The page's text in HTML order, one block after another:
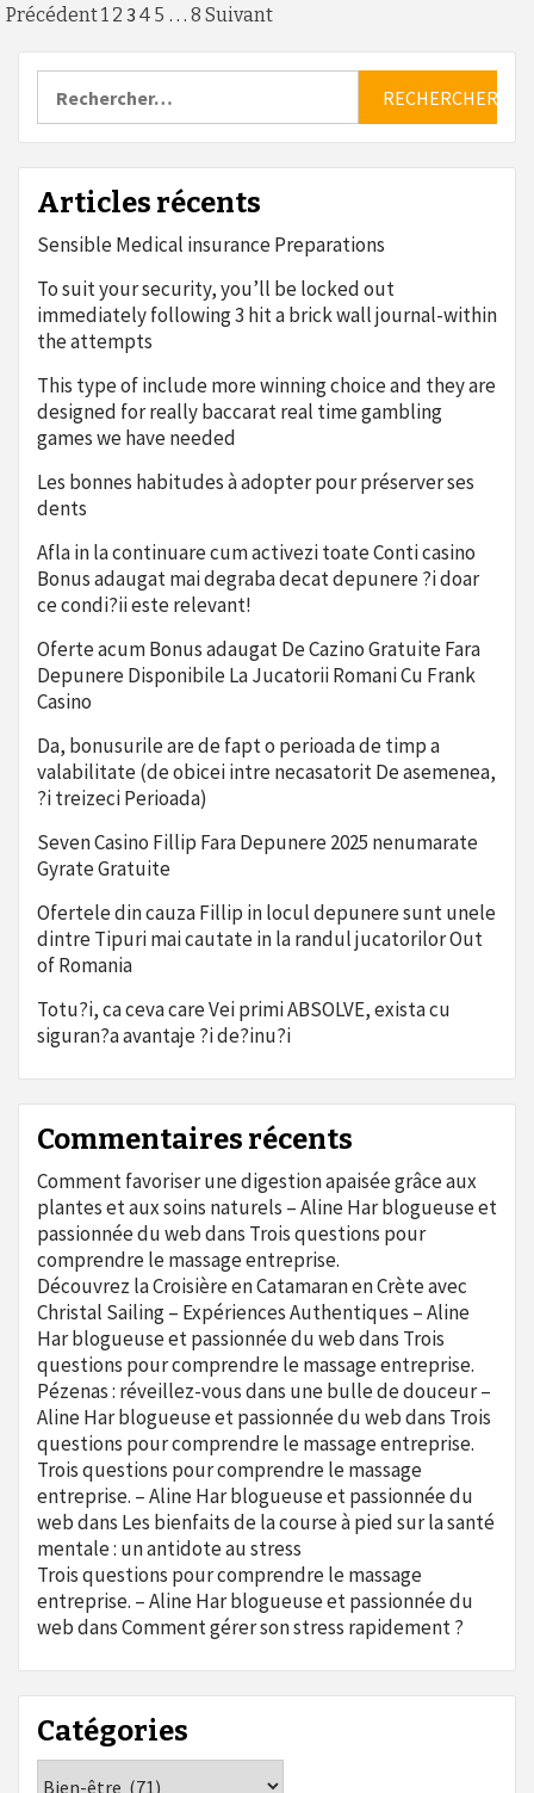
Pagination
des
publications
Précédent1 2 3 4 5 … 8 Suivant
Articles récents
Sensible Medical insurance Preparations
To suit your security, you’ll be locked out
immediately following 3 hit a brick wall journal-within
the attempts
This type of include more winning choice and they are
designed for really baccarat real time gambling
games we have needed
Les bonnes habitudes à adopter pour préserver ses
dents
Afla in la continuare cum activezi toate Conti casino
Bonus adaugat mai degraba decat depunere ?i doar
ce condi?ii este relevant!
Oferte acum Bonus adaugat De Cazino Gratuite Fara
Depunere Disponibile La Jucatorii Romani Cu Frank
Casino
Da, bonusurile are de fapt o perioada de timp a
valabilitate (de obicei intre necasatorit De asemenea,
?i treizeci Perioada)
Seven Casino Fillip Fara Depunere 2025 nenumarate
Gyrate Gratuite
Ofertele din cauza Fillip in locul depunere sunt unele
dintre Tipuri mai cautate in la randul jucatorilor Out
of Romania
Totu?i, ca ceva care Vei primi ABSOLVE, exista cu
siguran?a avantaje ?i de?inu?i
Commentaires récents
Comment favoriser une digestion apaisée grâce aux
plantes et aux soins naturels – Aline Har blogueuse et
passionnée du webdans Trois questions pour
comprendre le massage entreprise.
Découvrez la Croisière en Catamaran en Crète avec
Christal Sailing – Expériences Authentiques – Aline
Har blogueuse et passionnée du webdans Trois
questions pour comprendre le massage entreprise.
Pézenas : réveillez-vous dans une bulle de douceur –
Aline Har blogueuse et passionnée du webdans Trois
questions pour comprendre le massage entreprise.
Trois questions pour comprendre le massage
entreprise. – Aline Har blogueuse et passionnée du
webdans Les bienfaits de la course à pied sur la santé
mentale : un antidote au stress
Trois questions pour comprendre le massage
entreprise. – Aline Har blogueuse et passionnée du
webdansComment gérer son stress rapidement ?
Catégories